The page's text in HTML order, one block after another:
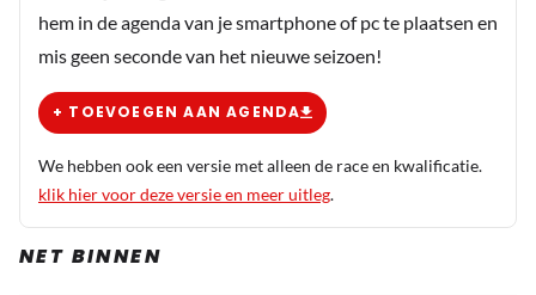
hem in de agenda van je smartphone of pc te plaatsen en
mis geen seconde van het nieuwe seizoen!
+ TOEVOEGEN AAN AGENDA
We hebben ook een versie met alleen de race en kwalificatie.
klik hier voor deze versie en meer uitleg.
NET BINNEN